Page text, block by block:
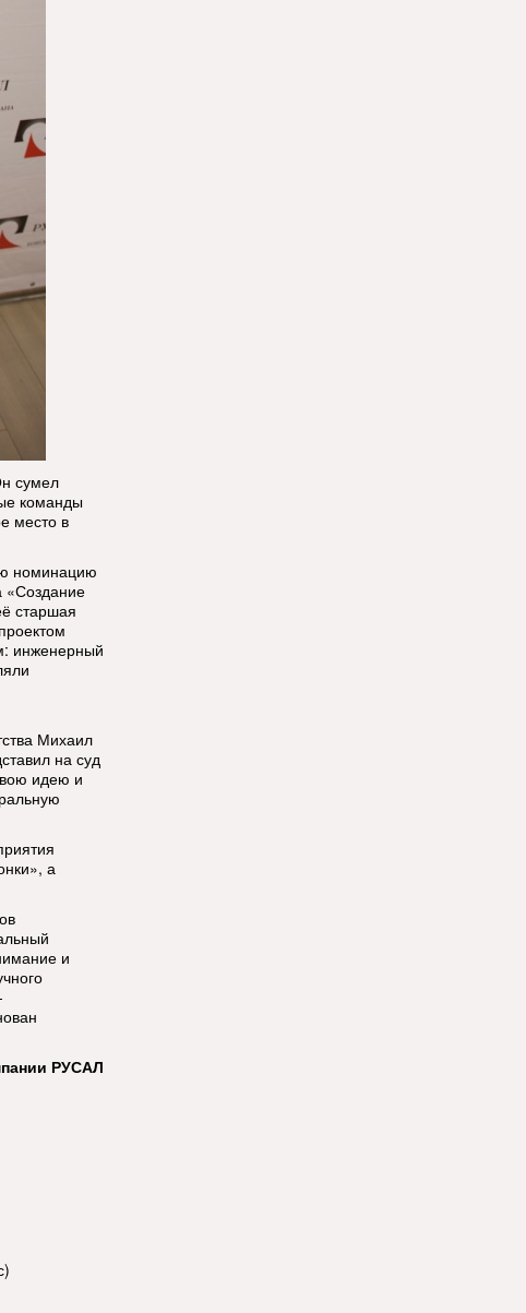
сумел
команды
место в
номинацию
«Создание
старшая
инженерный
Михаил
на суд
идею и
а
и
РУСАЛ